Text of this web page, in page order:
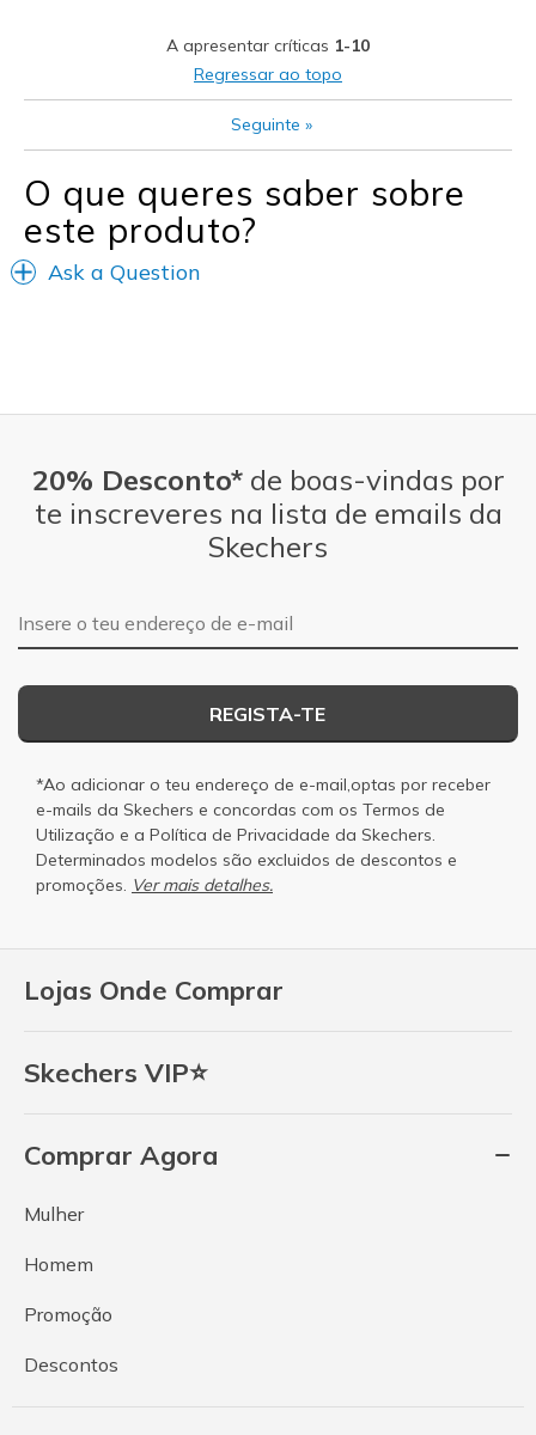
Shoes are for Wearing
A apresentar críticas 1-10
Regressar ao topo
Seguinte »
O que queres saber sobre
este produto?
Ask a Question
Lojas Onde Comprar
Skechers VIP⭐
Comprar Agora
Mulher
Homem
Promoção
Descontos
20% Desconto*de boas-vindas por
te inscreveres na lista de emails da
Skechers
Endereço de e-mail
REGISTA-TE
*Ao adicionar o teu endereço de e-mail,optas por receber
e-mails da Skechers e concordas com os Termos de
Utilização e a Política de Privacidade da Skechers.
Determinados modelos são excluidos de descontos e
promoções. Ver mais detalhes.